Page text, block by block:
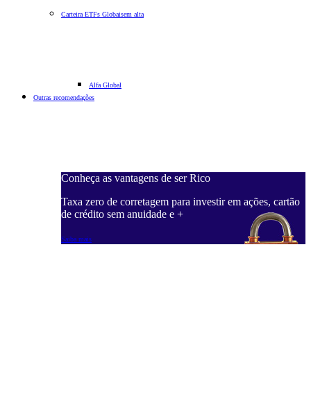
Carteira ETFs Globaisem alta
Alfa Global
Outras recomendações
Conheça as vantagens de ser Rico
Taxa zero de corretagem para investir em ações, cartão
de crédito sem anuidade e +
Saiba mais